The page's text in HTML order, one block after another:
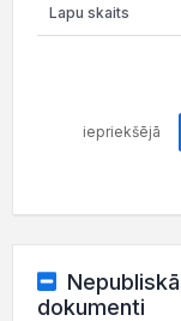
iepriekšējā
dokumenti